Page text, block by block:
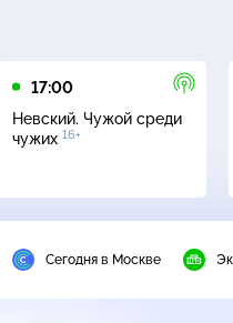
17:00
Невский. Чужой среди
чужих 16+
Сегодня в Москве